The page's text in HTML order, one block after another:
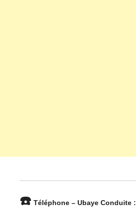
☎️ Téléphone – Ubaye Conduite :